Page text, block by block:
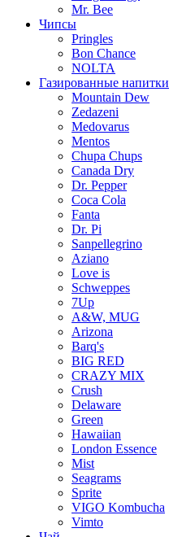
Mr. Bee
Чипсы
Pringles
Bon Chance
NOLTA
Газированные напитки
Mountain Dew
Zedazeni
Medovarus
Mentos
Chupa Chups
Canada Dry
Dr. Pepper
Coca Cola
Fanta
Dr. Pi
Sanpellegrino
Aziano
Love is
Schweppes
7Up
A&W, MUG
Arizona
Barq's
BIG RED
CRAZY MIX
Crush
Delaware
Green
Hawaiian
London Essence
Mist
Seagrams
Sprite
VIGO Kombucha
Vimto